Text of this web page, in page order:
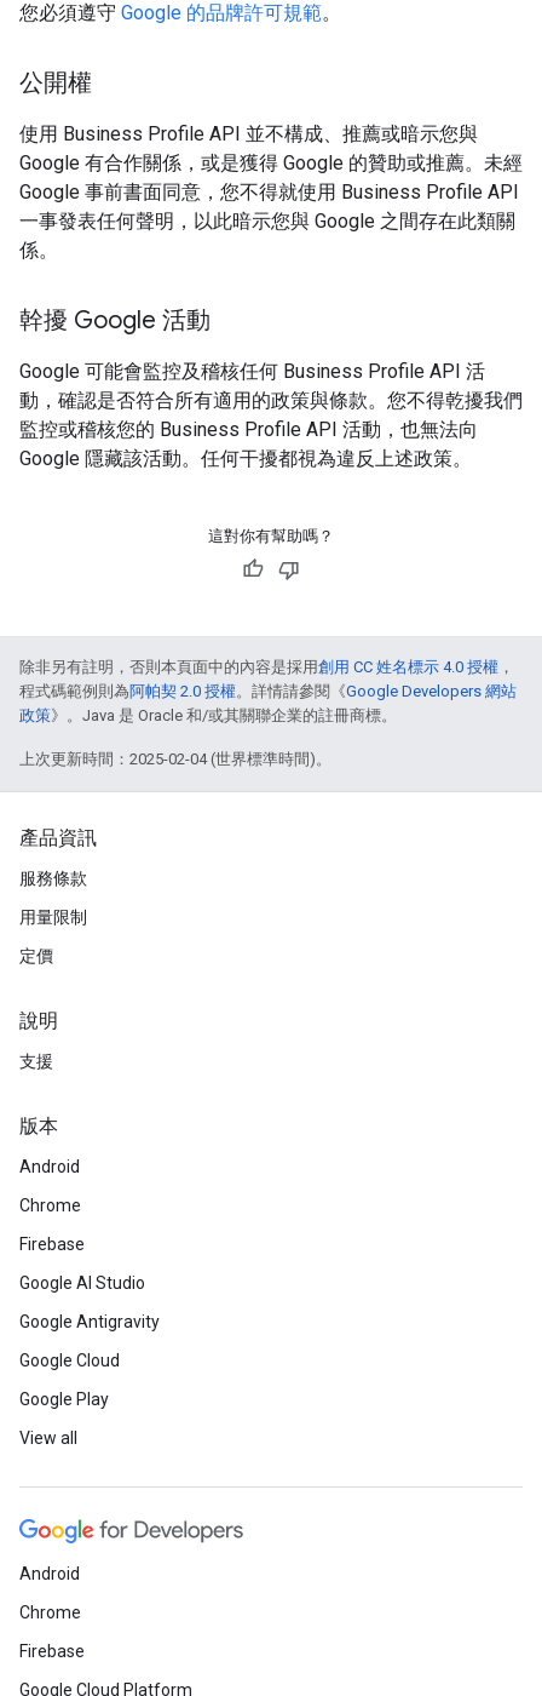
您必須遵守 Google 的品牌許可規範。
公開權
使用 Business Profile API 並不構成、推薦或暗示您與
Google 有合作關係，或是獲得 Google 的贊助或推薦。未經
Google 事前書面同意，您不得就使用 Business Profile API
一事發表任何聲明，以此暗示您與 Google 之間存在此類關
係。
幹擾 Google 活動
Google 可能會監控及稽核任何 Business Profile API 活
動，確認是否符合所有適用的政策與條款。您不得乾擾我們
監控或稽核您的 Business Profile API 活動，也無法向
Google 隱藏該活動。任何干擾都視為違反上述政策。
這對你有幫助嗎？
除非另有註明，否則本頁面中的內容是採用創用 CC 姓名標示 4.0 授權 ，
程式碼範例則為阿帕契 2.0 授權。詳情請參閱《Google Developers 網站
政策》。Java 是 Oracle 和/或其關聯企業的註冊商標。
上次更新時間：2025-02-04 (世界標準時間)。
產品資訊
服務條款
用量限制
定價
說明
支援
版本
Android
Chrome
Firebase
Google AI Studio
Google Antigravity
Google Cloud
Google Play
View all
Android
Chrome
Firebase
Google Cloud Platform